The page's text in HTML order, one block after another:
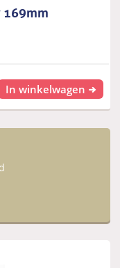
169mm
In winkelwagen